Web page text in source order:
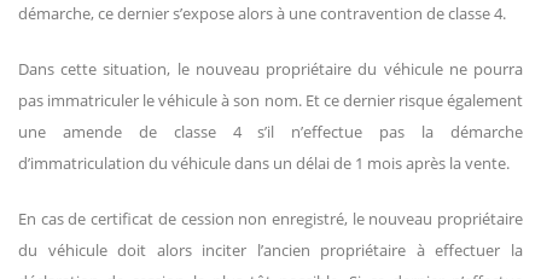
démarche, ce dernier s’expose alors à une contravention de classe 4.
Dans cette situation, le nouveau propriétaire du véhicule ne pourra
pas immatriculer le véhicule à son nom. Et ce dernier risque également
une amende de classe 4 s’il n’effectue pas la démarche
d’immatriculation du véhicule dans un délai de 1 mois après la vente.
En cas de certificat de cession non enregistré, le nouveau propriétaire
du véhicule doit alors inciter l’ancien propriétaire à effectuer la